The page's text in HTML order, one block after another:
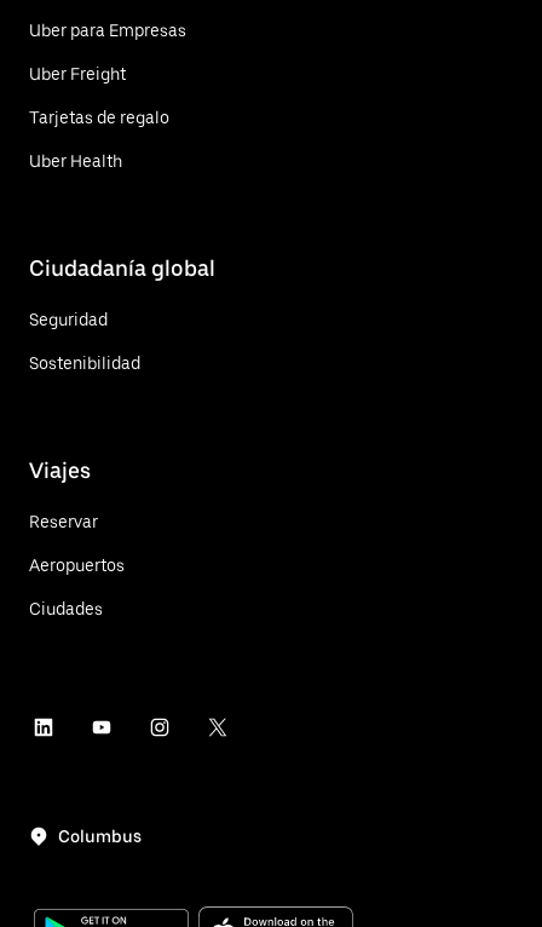
Uber para Empresas
Uber Freight
Tarjetas de regalo
Uber Health
Ciudadanía global
Seguridad
Sostenibilidad
Viajes
Reservar
Aeropuertos
Ciudades
Columbus